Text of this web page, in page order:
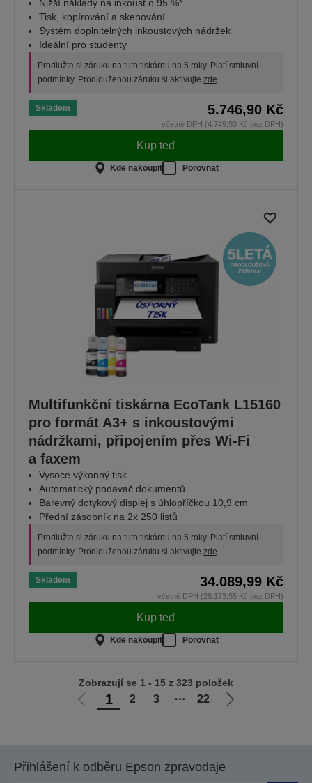
Nižší náklady na inkoust o 95 %*
Tisk, kopírování a skenování
Systém doplnitelných inkoustových nádržek
Ideální pro studenty
Prodlužte si záruku na tuto tiskárnu na 5 roky. Platí smluvní
podmínky. Prodlouženou záruku si aktivujte zde.
Skladem 5.746,90 Kč
včetně DPH (4.749,50 Kč bez DPH)
Kup teď
Kde nakoupit Porovnat
Multifunkční tiskárna EcoTank L15160
pro formát A3+ s inkoustovými
nádržkami, připojením přes Wi-Fi
a faxem
Vysoce výkonný tisk
Automatický podavač dokumentů
Barevný dotykový displej s úhlopříčkou 10,9 cm
Přední zásobník na 2x 250 listů
Prodlužte si záruku na tuto tiskárnu na 5 roky. Platí smluvní
podmínky. Prodlouženou záruku si aktivujte zde.
Skladem 34.089,99 Kč
včetně DPH (28.173,55 Kč bez DPH)
Kup teď
Kde nakoupit Porovnat
Jít
1 2 3 ⋯ 22
Jít
Zobrazují se 1 - 15 z 323 položek
Přihlášení k odběru Epson zpravodaje